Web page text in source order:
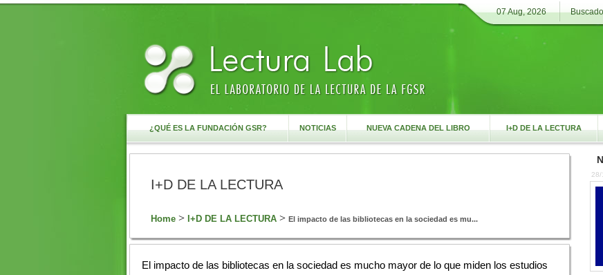
07 Aug, 2026
¿QUÉ ES LA FUNDACIÓN GSR? NOTICIAS NUEVA CADENA DEL LIBRO I+D DE LA LECTURA
I+D DE LA LECTURA
Home > I+D DE LA LECTURA > El impacto de las bibliotecas en la sociedad es mu...
El impacto de las bibliotecas en la sociedad es mucho mayor de lo que miden los estudios
28/